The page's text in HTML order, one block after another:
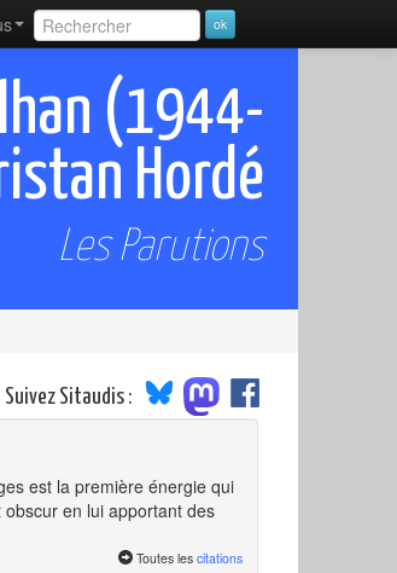
(1944-
Hordé
Les Parutions
Suivez Sitaudis :
est la première énergie qui
obscur en lui apportant des
Toutes les citations